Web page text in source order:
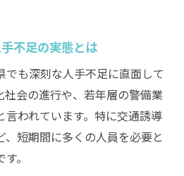
不足の実態とは
でも深刻な人手不足に直面して
社会の進行や、若年層の警備業
言われています。特に交通誘導
短期間に多くの人員を必要と
。